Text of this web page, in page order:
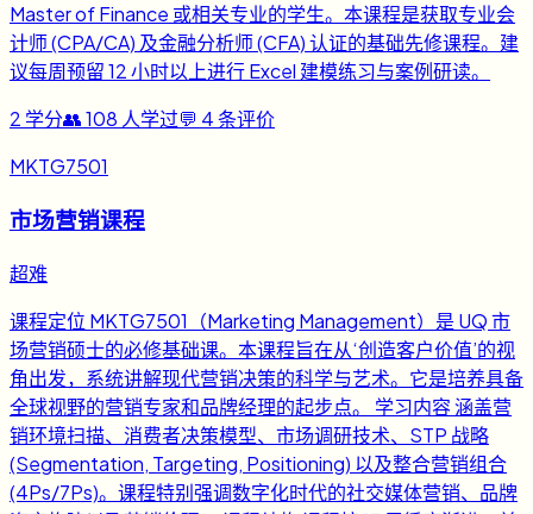
Master of Finance 或相关专业的学生。本课程是获取专业会
计师 (CPA/CA) 及金融分析师 (CFA) 认证的基础先修课程。建
议每周预留 12 小时以上进行 Excel 建模练习与案例研读。
2 学分👥108 人学过💬 4条评价
MKTG7501
市场营销课程
超难
课程定位 MKTG7501（Marketing Management）是 UQ 市
场营销硕士的必修基础课。本课程旨在从‘创造客户价值’的视
角出发，系统讲解现代营销决策的科学与艺术。它是培养具备
全球视野的营销专家和品牌经理的起步点。 学习内容 涵盖营
销环境扫描、消费者决策模型、市场调研技术、STP 战略
(Segmentation, Targeting, Positioning) 以及整合营销组合
(4Ps/7Ps)。课程特别强调数字化时代的社交媒体营销、品牌